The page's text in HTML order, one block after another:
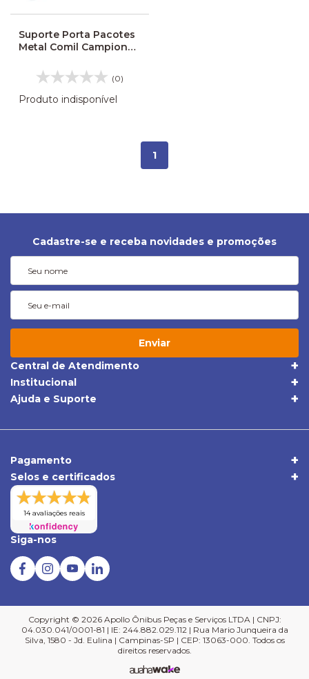
Suporte Porta Pacotes
Metal Comil Campione
(0)
Produto indisponível
1
Cadastre-se e receba novidades e promoções
Enviar
Central de Atendimento
(19) 3395-1668
(19) 98409-5604
Atendimento de Seg. a Sex. das 8h às 18h
Institucional
Quem Somos
Qualidade
Ajuda e Suporte
Entrega
Central de Atendimento
Duvidas Frequentes
Pagamento
Selos e certificados
Verificada por
14 avaliações reais
Siga-nos
Copyright © 2026 Apollo Ônibus Peças e Serviços LTDA | CNPJ:
04.030.041/0001-81 | IE: 244.882.029.112 | Rua Mario Junqueira da
Silva, 1580 - Jd. Eulina | Campinas-SP | CEP: 13063-000. Todos os
direitos reservados.